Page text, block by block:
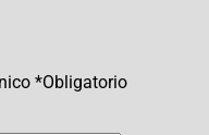
*Obligatorio